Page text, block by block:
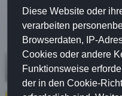
Mit dem Absenden
Ihre Angaben aus dem
Datenschutzerklärung
Ihrer Anfrage erhoben
Diese Website oder
verarbeiten
Browserdaten, IP-
Cookies oder andere
Funktionsweise
der in den Cookie-